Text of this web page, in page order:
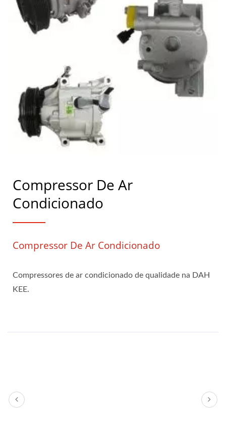
Compressor De Ar
Condicionado
Compressor De Ar Condicionado
Compressores de ar condicionado de qualidade na DAH
KEE.